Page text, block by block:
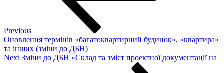
Previous
Оновлення термінів «багатоквартирний будинок», «квартира»
та інших (зміни до ДБН)
Next
Next Зміни до ДБН «Склад та зміст проектної документації на